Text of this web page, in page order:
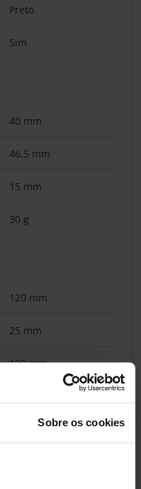
Sobre os cookies
Preto
Sim
40 mm
46,5 mm
15 mm
30 g
120 mm
25 mm
190 mm